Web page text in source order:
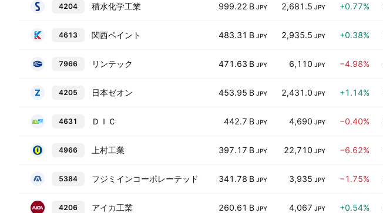
4204 積水化学工業 999.22 B JPY 2,681.5 JPY +0.77%
4613 関西ペイント 483.31 B JPY 2,935.5 JPY +0.38%
7966 リンテック 471.63 B JPY 6,110 JPY −4.98%
4205 日本ゼオン 453.95 B JPY 2,431.0 JPY +1.14%
4631 ＤＩＣ 442.7 B JPY 4,690 JPY −0.40%
4966 上村工業 397.17 B JPY 22,710 JPY −6.62%
5384 フジミインコーポレーテッド 341.78 B JPY 3,935 JPY −1.75%
4206 アイカ工業 260.61 B JPY 4,067 JPY +0.54%